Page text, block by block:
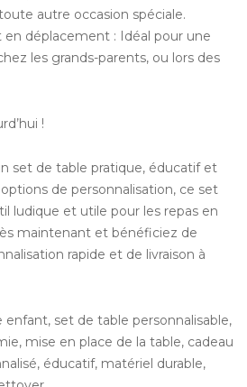
autre occasion spéciale.
en déplacement : Idéal pour une
les grands-parents, ou lors des
!
set de table pratique, éducatif et
de personnalisation, ce set
ludique et utile pour les repas en
maintenant et bénéficiez de
rapide et de livraison à
enfant, set de table personnalisable,
mise en place de la table, cadeau
éducatif, matériel durable,